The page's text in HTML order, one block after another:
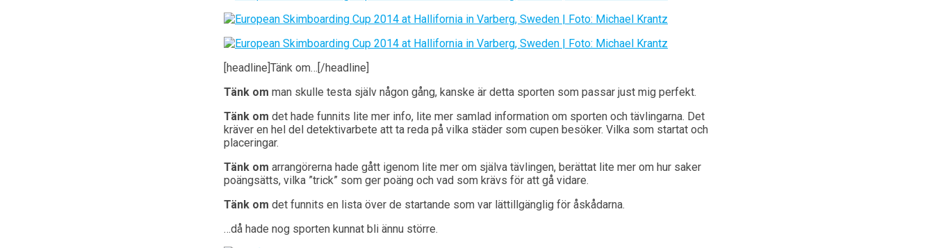
[headline]Tänk om…[/headline]
Tänk om man skulle testa själv någon gång, kanske är detta sporten som passar just mig perfekt.
Tänk om det hade funnits lite mer info, lite mer samlad information om sporten och tävlingarna. Det
kräver en hel del detektivarbete att ta reda på vilka städer som cupen besöker. Vilka som startat och
placeringar.
Tänk om arrangörerna hade gått igenom lite mer om själva tävlingen, berättat lite mer om hur saker
poängsätts, vilka ”trick” som ger poäng och vad som krävs för att gå vidare.
Tänk om det funnits en lista över de startande som var lättillgänglig för åskådarna.
…då hade nog sporten kunnat bli ännu större.